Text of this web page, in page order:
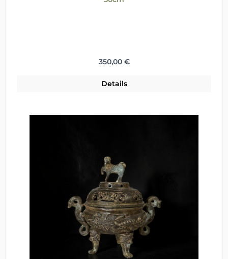
Regulärer Preis:
350,00 €
Details